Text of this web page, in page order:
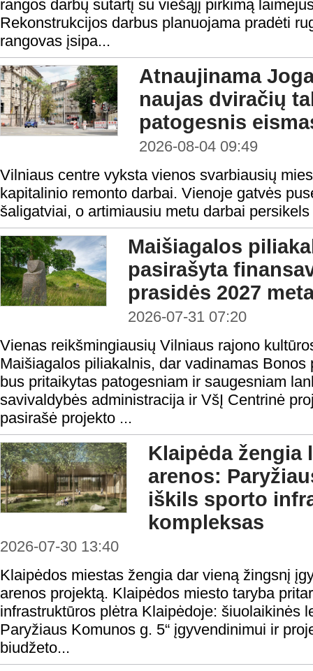
rangos darbų sutartį su viešąjį pirkimą
Rekonstrukcijos darbus planuojama pradėti
rangovas įsipa...
Atnaujinama
naujas dviračių
patogesnis
2026-08-04 09:49
Vilniaus centre vyksta vienos svarbiausių
kapitalinio remonto darbai. Vienoje gatvės
šaligatviai, o artimiausiu metu darbai
Maišiagalos
pasirašyta
prasidės 2027
2026-07-31 07:20
Vienas reikšmingiausių Vilniaus rajono
Maišiagalos piliakalnis, dar vadinamas
bus pritaikytas patogesniam ir saugesniam
savivaldybės administracija ir VšĮ Centrinė
pasirašė projekto ...
Klaipėda žengia
arenos:
iškils sporto
kompleksas
2026-07-30 13:40
Klaipėdos miestas žengia dar vieną žingsnį
arenos projektą. Klaipėdos miesto taryba
infrastruktūros plėtra Klaipėdoje: šiuolaikinės
Paryžiaus Komunos g. 5“ įgyvendinimui ir
biudžeto...